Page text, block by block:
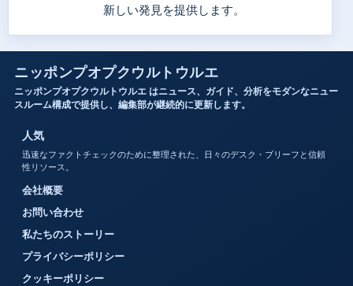
新しい発見を提供します。
ニッポンプオプクウルトウルエ
ニッポンプオプクウルトウルエ はニュース、ガイド、分析をモダンなニュー
スルーム構成で提供し、編集部が継続的に更新します。
人気
迅速なファクトチェックのために整理された、日々のデスク・ブリーフと信頼
性リソース。
会社概要
お問い合わせ
私たちのストーリー
プライバシーポリシー
クッキーポリシー